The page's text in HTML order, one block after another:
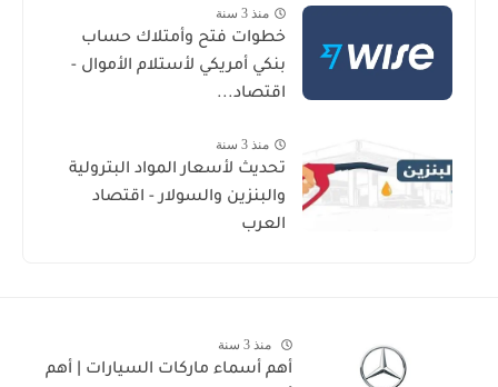
منذ 3 سنة
خطوات فتح وأمتلاك حساب
بنكي أمريكي لأستلام الأموال -
اقتصاد...
منذ 3 سنة
تحديث لأسعار المواد البترولية
والبنزين والسولار - اقتصاد
العرب
منذ 3 سنة
أهم أسماء ماركات السيارات | أهم